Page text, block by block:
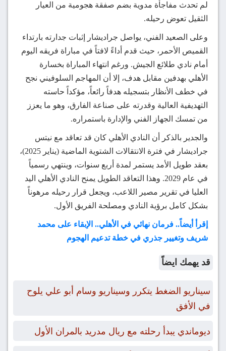
لم تحدث مفاجأة مدوية بضم صفقة هجومية من العيار
الثقيل تعوض رحيله.
وعلى الصعيد الفني، يواصل جراديشار إثبات جدارته بارتداء
القميص الأحمر، حيث قدم أداءً لافتاً في مباراة فريقه اليوم
أمام نادي طلائع الجيش. ورغم انتهاء المباراة بخسارة
الأهلي بهدفين مقابل هدف، إلا أن المهاجم السلوفيني نجح
في خطف الأنظار بتسجيله هدفاً رائعاً، مؤكداً حاسته
التهديفية العالية وقدرته على صناعة الفارق، وهو ما يعزز
من تمسك الجهاز الفني والإدارة باستمراره.
والجدير بالذكر أن النادي الأهلي كان قد تعاقد مع نيتس
جراديشار في فترة الانتقالات الشتوية الماضية (يناير 2025)،
بعقد طويل الأمد يستمر لمدة أربع سنوات، وينتهي رسمياً
في عام 2029. وهذا التعاقد الطويل يمنح النادي الأهلي اليد
العليا في تقرير مصير اللاعب، ويجعل قرار رحيله مرهوناً
بشكل كامل برؤية النادي ومصلحة الفريق الأول.
إقرأ أيضاً.. فرمان نهائي في الأهلي.. الإبقاء على محمد
شريف وتغيير جذري في خطة تدعيم الهجوم
قد يهمك ايضاً
سيناريو الضغط يتكرر وسيناريو وسام أبو علي يلوح
في الأفق
ديوماندي يبدأ رحلته مع ريال مدريد بالمران الأول